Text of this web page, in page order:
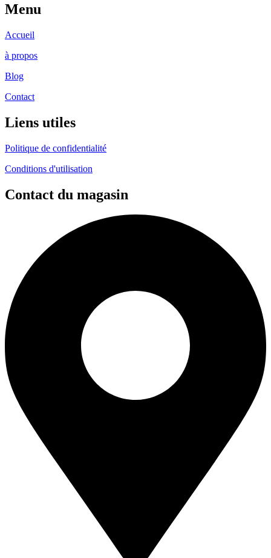
Menu
Accueil
à propos
Blog
Contact
Liens utiles
Politique de confidentialité
Conditions d'utilisation
Contact du magasin